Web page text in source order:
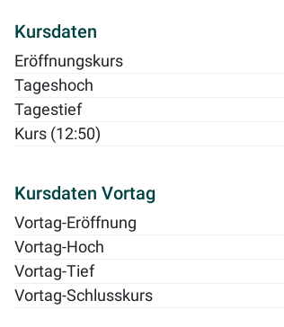
Kursdaten
Eröffnungskurs
Tageshoch
Tagestief
Kurs (12:50)
Kursdaten Vortag
Vortag-Eröffnung
Vortag-Hoch
Vortag-Tief
Vortag-Schlusskurs